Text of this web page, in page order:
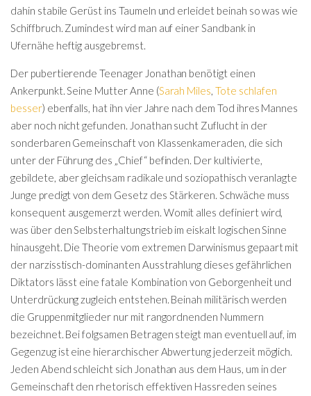
dahin stabile Gerüst ins Taumeln und erleidet beinah so was wie
Schiffbruch. Zumindest wird man auf einer Sandbank in
Ufernähe heftig ausgebremst.
Der pubertierende Teenager Jonathan benötigt einen
Ankerpunkt. Seine Mutter Anne (Sarah Miles ,Tote schlafen
besser) ebenfalls, hat ihn vier Jahre nach dem Tod ihres Mannes
aber noch nicht gefunden. Jonathan sucht Zuflucht in der
sonderbaren Gemeinschaft von Klassenkameraden, die sich
unter der Führung des „Chief“ befinden. Der kultivierte,
gebildete, aber gleichsam radikale und soziopathisch veranlagte
Junge predigt von dem Gesetz des Stärkeren. Schwäche muss
konsequent ausgemerzt werden. Womit alles definiert wird,
was über den Selbsterhaltungstrieb im eiskalt logischen Sinne
hinausgeht. Die Theorie vom extremen Darwinismus gepaart mit
der narzisstisch-dominanten Ausstrahlung dieses gefährlichen
Diktators lässt eine fatale Kombination von Geborgenheit und
Unterdrückung zugleich entstehen. Beinah militärisch werden
die Gruppenmitglieder nur mit rangordnenden Nummern
bezeichnet. Bei folgsamen Betragen steigt man eventuell auf, im
Gegenzug ist eine hierarchischer Abwertung jederzeit möglich.
Jeden Abend schleicht sich Jonathan aus dem Haus, um in der
Gemeinschaft den rhetorisch effektiven Hassreden seines